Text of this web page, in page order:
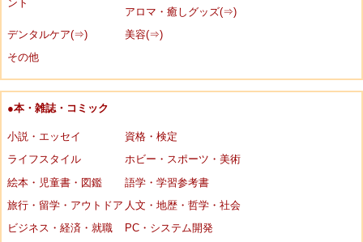
ント
アロマ・癒しグッズ(⇒)
デンタルケア(⇒)
美容(⇒)
その他
●本・雑誌・コミック
小説・エッセイ
資格・検定
ライフスタイル
ホビー・スポーツ・美術
絵本・児童書・図鑑
語学・学習参考書
旅行・留学・アウトドア 人文・地歴・哲学・社会
ビジネス・経済・就職
PC・システム開発